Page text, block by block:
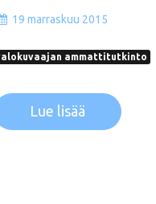
19 marraskuu 2015
ammattitutkinto
Lue lisää